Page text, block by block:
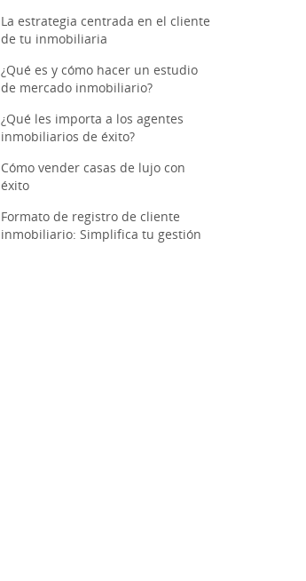
La estrategia centrada en el cliente
de tu inmobiliaria
¿Qué es y cómo hacer un estudio
de mercado inmobiliario?
¿Qué les importa a los agentes
inmobiliarios de éxito?
Cómo vender casas de lujo con
éxito
Formato de registro de cliente
inmobiliario: Simplifica tu gestión